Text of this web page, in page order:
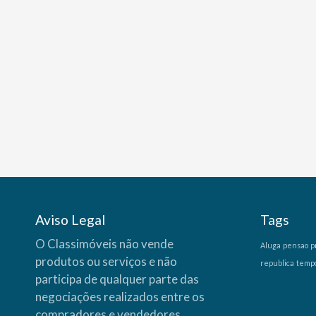
Aviso Legal
O Classimóveis não vende
produtos ou serviços e não
participa de qualquer parte das
negociações realizados entre os
Tags
Aluga pensao
republica